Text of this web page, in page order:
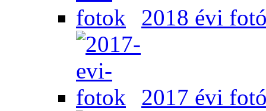
2018 évi
2017 évi